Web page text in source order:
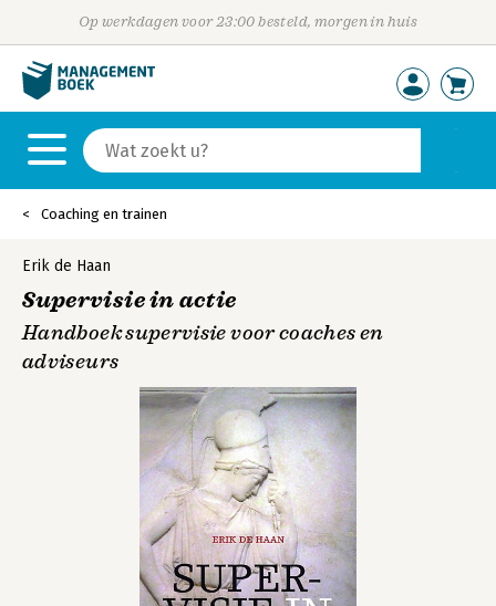
Op werkdagen voor 23:00 besteld, morgen in huis
Coaching en trainen
Erik de Haan
Supervisie in actie
Handboek supervisie voor coaches en
adviseurs